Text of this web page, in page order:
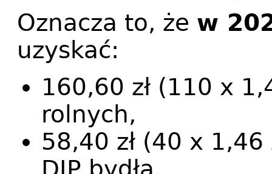
Oznacza to, że w
uzyskać:
160,60 zł (110 x
rolnych,
58,40 zł (40 x